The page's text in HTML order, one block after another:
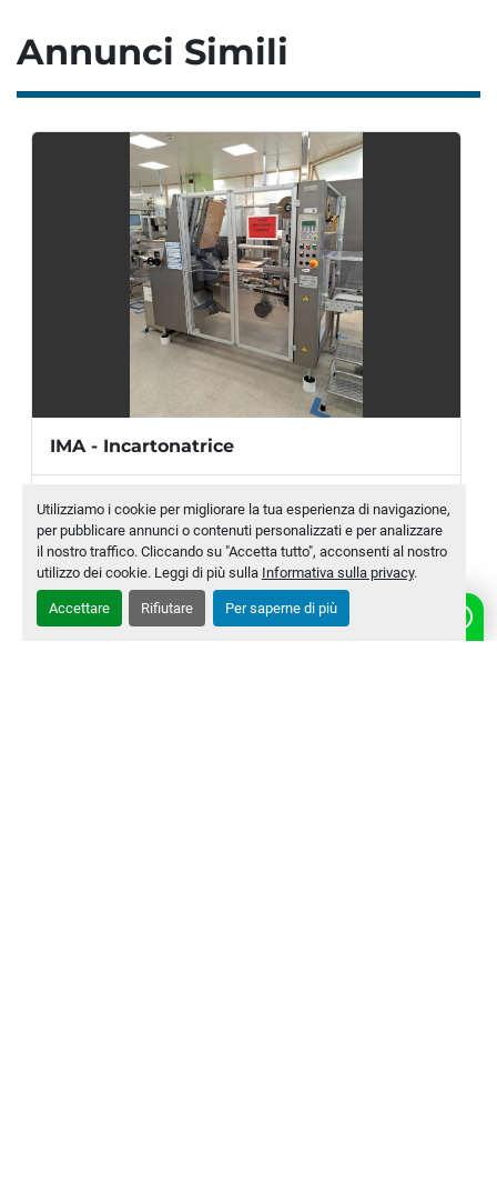
Utilizziamo i cookie per migliorare la tua esperienza di navigazione,
per pubblicare annunci o contenuti personalizzati e per analizzare
il nostro traffico. Cliccando su "Accetta tutto", acconsenti al nostro
utilizzo dei cookie. Leggi di più sulla Informativa sulla privacy.
Accettare Rifiutare Per saperne di più
Annunci Simili
IMA - Incartonatrice
Modello CP28 BA
Numero di magazzino MLTC-0010-WH